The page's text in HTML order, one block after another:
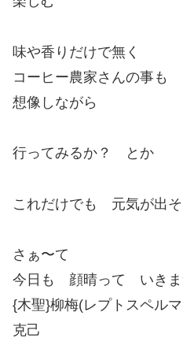
味や香りだけで無く
コーヒー農家さんの事も
想像しながら
行ってみるか？ とか
これだけでも 元気が出
さぁ〜て
今日も 顔晴って いきま
{木聖}柳梅(レプトスペル
克己